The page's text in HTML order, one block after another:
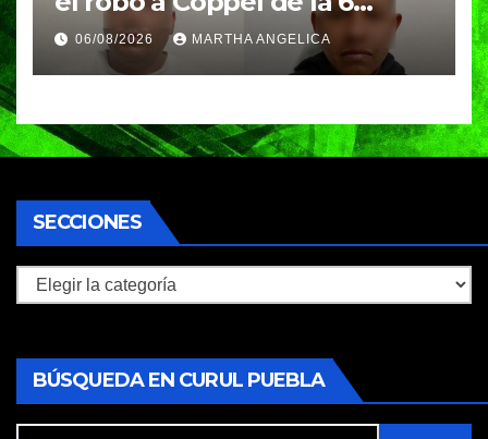
Poniente
06/08/2026 MARTHA ANGELICA
SECCIONES
Secciones
BÚSQUEDA EN CURUL PUEBLA